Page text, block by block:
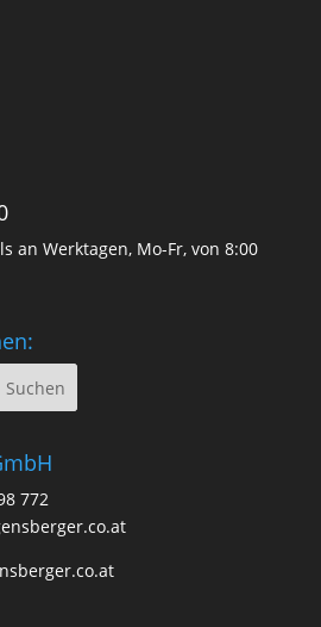
an Werktagen, Mo-Fr, von 8:00
772